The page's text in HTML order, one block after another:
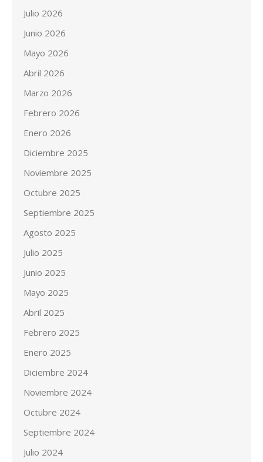
Julio 2026
Junio 2026
Mayo 2026
Abril 2026
Marzo 2026
Febrero 2026
Enero 2026
Diciembre 2025
Noviembre 2025
Octubre 2025
Septiembre 2025
Agosto 2025
Julio 2025
Junio 2025
Mayo 2025
Abril 2025
Febrero 2025
Enero 2025
Diciembre 2024
Noviembre 2024
Octubre 2024
Septiembre 2024
Julio 2024